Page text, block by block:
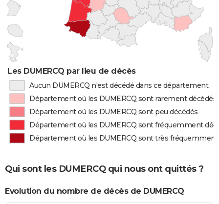
Les DUMERCQ par lieu de décès
Aucun DUMERCQ n'est décédé dans ce département
Département où les DUMERCQ sont rarement décédés
Département où les DUMERCQ sont peu décédés
Département où les DUMERCQ sont fréquemment
Département où les DUMERCQ sont très
Qui sont les DUMERCQ qui nous ont quittés ?
Evolution du nombre de décès de DUMERCQ